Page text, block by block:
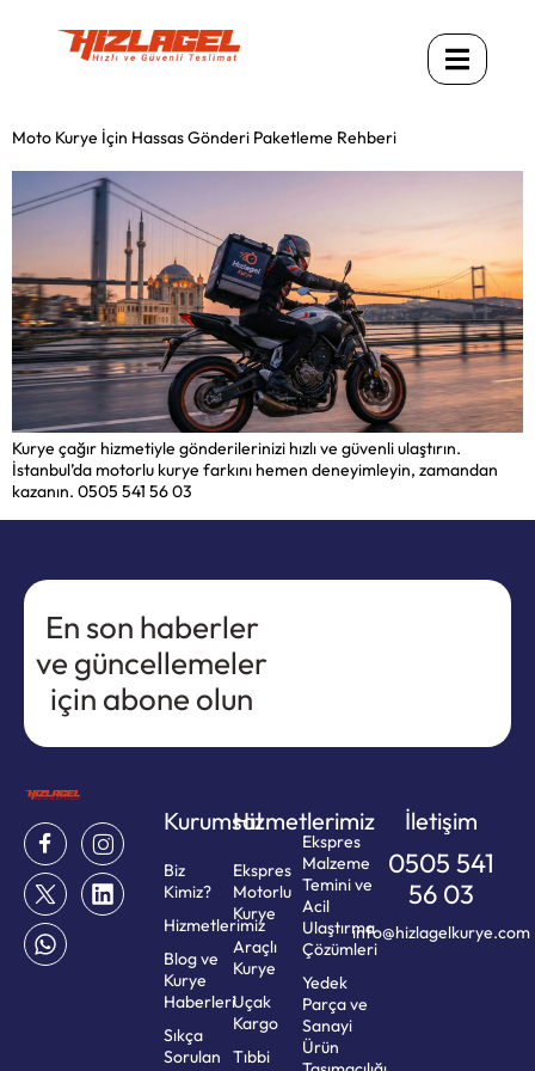
Moto Kurye İçin Hassas Gönderi Paketleme Rehberi
Kurye çağır hizmetiyle gönderilerinizi hızlı ve güvenli ulaştırın.
İstanbul’da motorlu kurye farkını hemen deneyimleyin, zamandan
kazanın. 0505 541 56 03
En son haberler
ve güncellemeler
için abone olun
Kurumsal
Biz
Kimiz?
Hizmetlerimiz
Blog ve
Kurye
Haberleri
Sıkça
Sorulan
Hizmetlerimiz
Ekspres
Motorlu
Kurye
Araçlı
Kurye
Uçak
Kargo
Tıbbi
Ekspres
Malzeme
Temini ve
Acil
Ulaştırma
Çözümleri
Yedek
Parça ve
Sanayi
Ürün
İletişim
0505 541
56 03
info@hizlagelkurye.com